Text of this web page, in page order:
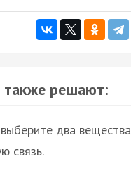
также решают:
два
связь.